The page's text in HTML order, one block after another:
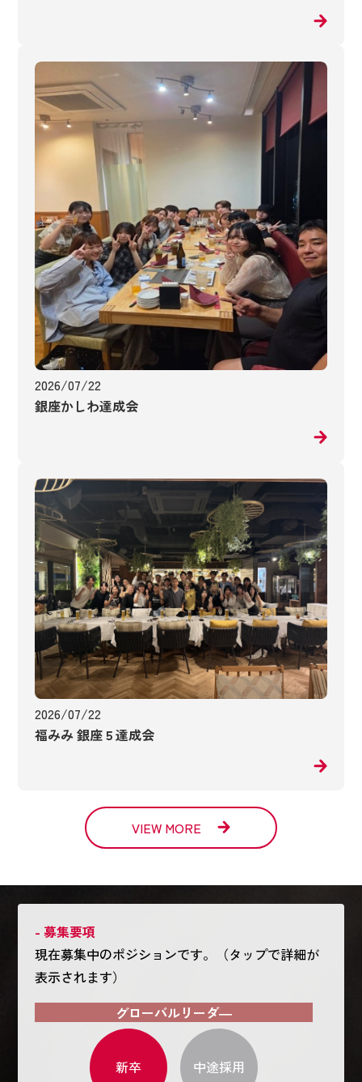
2026/07/22
銀座かしわ達成会
2026/07/22
福みみ 銀座５達成会
VIEW MORE
- 募集要項
現在募集中のポジションです。（タップで詳細が
表示されます）
グローバルリーダ―
新卒 中途採用